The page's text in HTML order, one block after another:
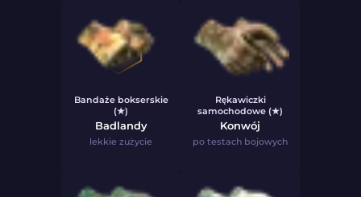
Bandaże bokserskie
(★)
Badlandy
lekkie zużycie
Rękawiczki
samochodowe (★)
Konwój
po testach bojowych